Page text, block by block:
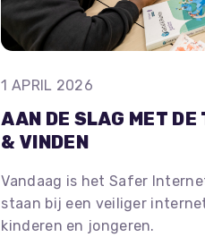
1 APRIL 2026
AAN DE SLAG MET
& VINDEN
Vandaag is het Safer
staan bij een veiliger
kinderen en jongeren.